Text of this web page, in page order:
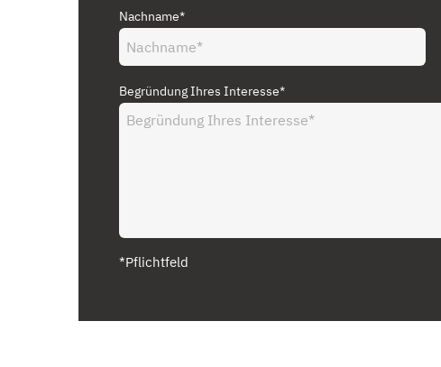
Nachname*
Begründung Ihres Interesse*
*Pflichtfeld